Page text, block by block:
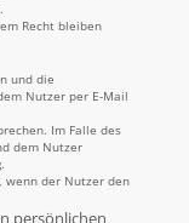
Recht bleiben
und die
Nutzer per E-Mail
Im Falle des
dem Nutzer
wenn der Nutzer den
persönlichen